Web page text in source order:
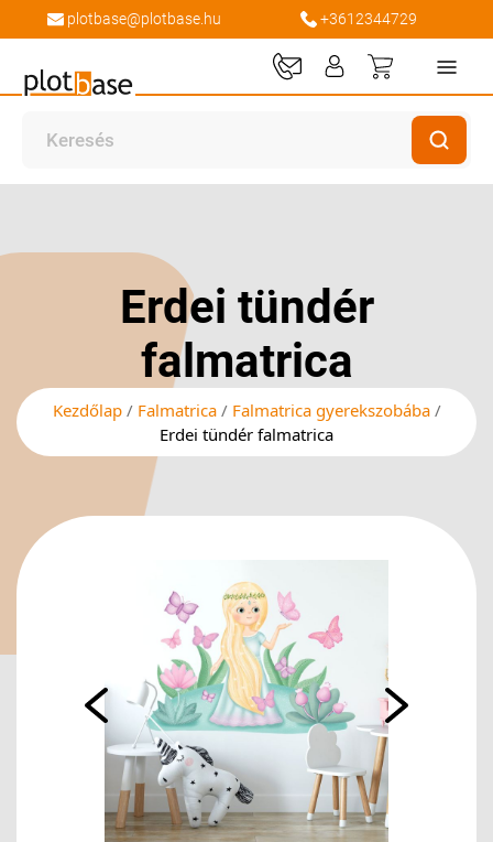
plotbase@plotbase.hu +3612344729
Kosaram
Erdei tündér
falmatrica
Kezdőlap Falmatrica
Falmatrica gyerekszobába
Erdei tündér falmatrica